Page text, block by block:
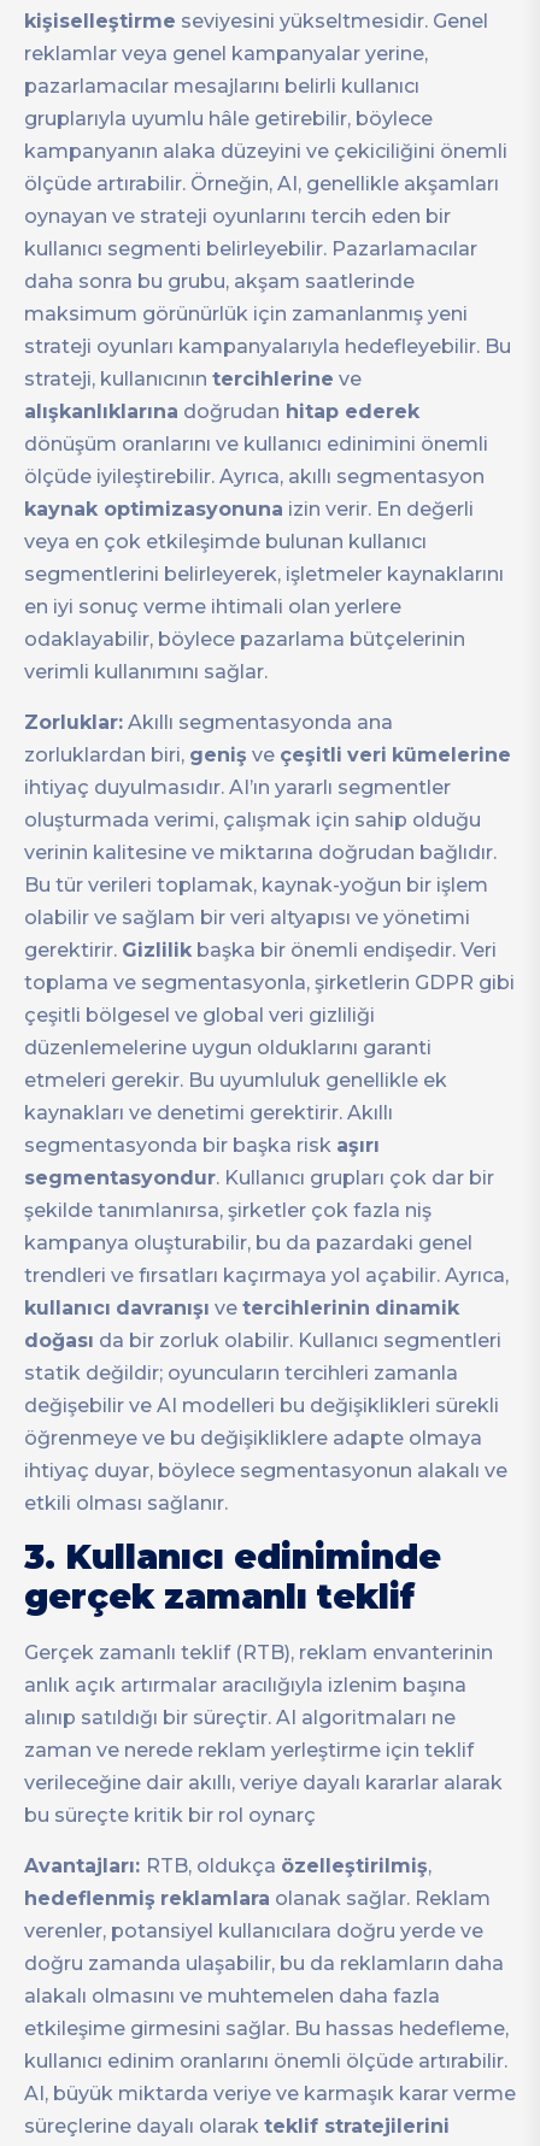
kişiselleştirme seviyesini yükseltmesidir. Genel
reklamlar veya genel kampanyalar yerine,
pazarlamacılar mesajlarını belirli kullanıcı
gruplarıyla uyumlu hâle getirebilir, böylece
kampanyanın alaka düzeyini ve çekiciliğini önemli
ölçüde artırabilir. Örneğin, AI, genellikle akşamları
oynayan ve strateji oyunlarını tercih eden bir
kullanıcı segmenti belirleyebilir. Pazarlamacılar
daha sonra bu grubu, akşam saatlerinde
maksimum görünürlük için zamanlanmış yeni
strateji oyunları kampanyalarıyla hedefleyebilir. Bu
strateji, kullanıcının tercihlerine ve
alışkanlıklarına doğrudan hitap ederek
dönüşüm oranlarını ve kullanıcı edinimini önemli
ölçüde iyileştirebilir. Ayrıca, akıllı segmentasyon
kaynak optimizasyonuna izin verir. En değerli
veya en çok etkileşimde bulunan kullanıcı
segmentlerini belirleyerek, işletmeler kaynaklarını
en iyi sonuç verme ihtimali olan yerlere
odaklayabilir, böylece pazarlama bütçelerinin
verimli kullanımını sağlar.
Zorluklar: Akıllı segmentasyonda ana
zorluklardan biri, geniş ve çeşitli veri kümelerine
ihtiyaç duyulmasıdır. AI’ın yararlı segmentler
oluşturmada verimi, çalışmak için sahip olduğu
verinin kalitesine ve miktarına doğrudan bağlıdır.
Bu tür verileri toplamak, kaynak-yoğun bir işlem
olabilir ve sağlam bir veri altyapısı ve yönetimi
gerektirir. Gizlilik başka bir önemli endişedir. Veri
toplama ve segmentasyonla, şirketlerin GDPR gibi
çeşitli bölgesel ve global veri gizliliği
düzenlemelerine uygun olduklarını garanti
etmeleri gerekir. Bu uyumluluk genellikle ek
kaynakları ve denetimi gerektirir. Akıllı
segmentasyonda bir başka risk aşırı
segmentasyondur. Kullanıcı grupları çok dar bir
şekilde tanımlanırsa, şirketler çok fazla niş
kampanya oluşturabilir, bu da pazardaki genel
trendleri ve fırsatları kaçırmaya yol açabilir. Ayrıca,
kullanıcı davranışı ve tercihlerinin dinamik
doğası da bir zorluk olabilir. Kullanıcı segmentleri
statik değildir; oyuncuların tercihleri zamanla
değişebilir ve AI modelleri bu değişiklikleri sürekli
öğrenmeye ve bu değişikliklere adapte olmaya
ihtiyaç duyar, böylece segmentasyonun alakalı ve
etkili olması sağlanır.
3. Kullanıcı ediniminde
gerçek zamanlı teklif
Gerçek zamanlı teklif (RTB), reklam envanterinin
anlık açık artırmalar aracılığıyla izlenim başına
alınıp satıldığı bir süreçtir. AI algoritmaları ne
zaman ve nerede reklam yerleştirme için teklif
verileceğine dair akıllı, veriye dayalı kararlar alarak
bu süreçte kritik bir rol oynarç
Avantajları: RTB, oldukça özelleştirilmiş,
hedeflenmiş reklamlara olanak sağlar. Reklam
verenler, potansiyel kullanıcılara doğru yerde ve
doğru zamanda ulaşabilir, bu da reklamların daha
alakalı olmasını ve muhtemelen daha fazla
etkileşime girmesini sağlar. Bu hassas hedefleme,
kullanıcı edinim oranlarını önemli ölçüde artırabilir.
AI, büyük miktarda veriye ve karmaşık karar verme
süreçlerine dayalı olarak teklif stratejilerini